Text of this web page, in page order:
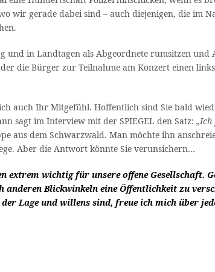
wir gerade dabei sind – auch diejenigen, die im
und in Landtagen als Abgeordnete rumsitzen
die Bürger zur Teilnahme am Konzert einen
auch Ihr Mitgefühl. Hoffentlich sind Sie bald
sagt im Interview mit der SPIEGEL den Satz:
aus dem Schwarzwald. Man möchte ihn
Aber die Antwort könnte Sie verunsichern…
extrem wichtig für unsere offene Gesellschaft.
Blickwinkeln eine Öffentlichkeit zu
Lage und willens sind, freue ich mich über